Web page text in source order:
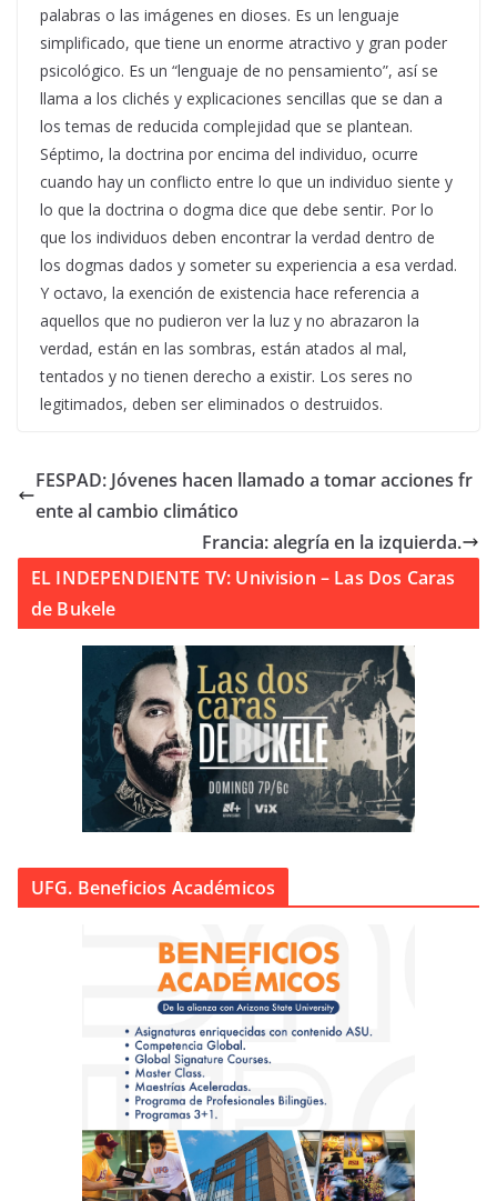
palabras o las imágenes en dioses. Es un lenguaje
simplificado, que tiene un enorme atractivo y gran poder
psicológico. Es un “lenguaje de no pensamiento”, así se
llama a los clichés y explicaciones sencillas que se dan a
los temas de reducida complejidad que se plantean.
Séptimo, la doctrina por encima del individuo, ocurre
cuando hay un conflicto entre lo que un individuo siente y
lo que la doctrina o dogma dice que debe sentir. Por lo
que los individuos deben encontrar la verdad dentro de
los dogmas dados y someter su experiencia a esa verdad.
Y octavo, la exención de existencia hace referencia a
aquellos que no pudieron ver la luz y no abrazaron la
verdad, están en las sombras, están atados al mal,
tentados y no tienen derecho a existir. Los seres no
legitimados, deben ser eliminados o destruidos.
FESPAD: Jóvenes hacen llamado a tomar acciones fr
ente al cambio climático
Francia: alegría en la izquierda.
EL INDEPENDIENTE TV: Univision – Las Dos Caras
de Bukele
UFG. Beneficios Académicos